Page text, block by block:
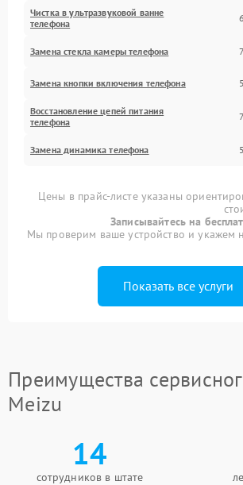
Чистка в ультразвуковой ванне
телефона
Замена стекла камеры телефона
Замена кнопки включения телефона
Восстановление цепей питания
телефона
Замена динамика телефона
Цены в прайс-листе указаны
Записывайтесь на
Мы проверим ваше устройство и укажем
Показать все услуги
Преимущества
Meizu
14
сотрудников в штате